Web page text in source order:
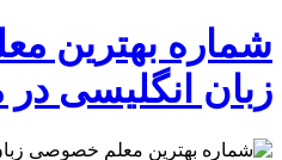
شماره بهترین
زبان انگلیسی در